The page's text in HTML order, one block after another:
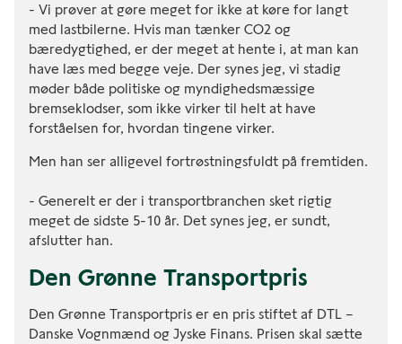
- Vi prøver at gøre meget for ikke at køre for langt
med lastbilerne. Hvis man tænker CO2 og
bæredygtighed, er der meget at hente i, at man kan
have læs med begge veje. Der synes jeg, vi stadig
møder både politiske og myndighedsmæssige
bremseklodser, som ikke virker til helt at have
forståelsen for, hvordan tingene virker.
Men han ser alligevel fortrøstningsfuldt på fremtiden.
- Generelt er der i transportbranchen sket rigtig
meget de sidste 5-10 år. Det synes jeg, er sundt,
afslutter han.
Den Grønne Transportpris
Den Grønne Transportpris er en pris stiftet af DTL –
Danske Vognmænd og Jyske Finans. Prisen skal sætte